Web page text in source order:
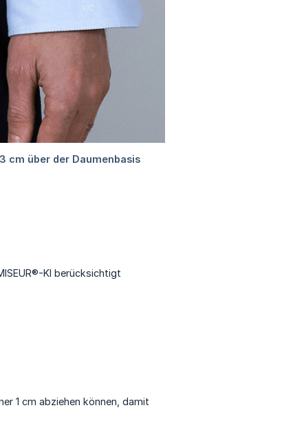
KI berücksichtigt
1 cm abziehen können, damit